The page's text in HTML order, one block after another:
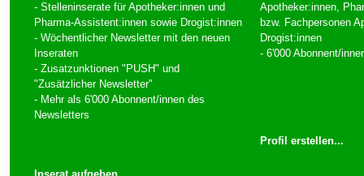
- 9 Wochen online
- Stelleninserate für Apotheker:innen und
Pharma-Assistent:innen sowie Drogist:innen
- Wöchentlicher Newsletter mit den neuen
Inseraten
- Zusatzunktionen "PUSH" und
"Zusätzlicher Newsletter"
- Kandidatenpool mit
Apotheker:innen,
bzw. Fachpersonen